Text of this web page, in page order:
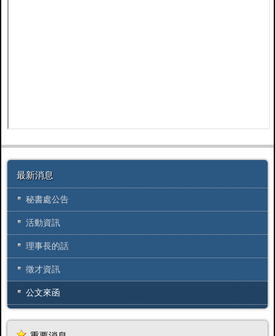
最新消息
秘書處公告
活動資訊
理事長的話
徵才資訊
公文來函